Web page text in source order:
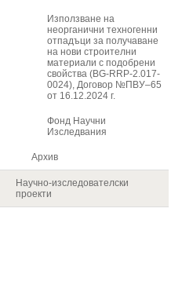
Използване на
неорганични техногенни
отпадъци за получаване
на нови строителни
материали с подобрени
свойства (BG-RRP-2.017-
0024), Договор №ПВУ–65
от 16.12.2024 г.
Фонд Научни
Изследвания
Архив
Научно-изследователски
проекти